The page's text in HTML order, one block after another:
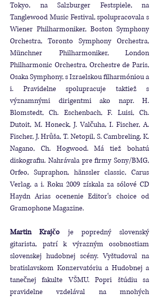
Tokyo, na Salzburger Festspiele, na
Tanglewood Music Festival, spolupracovala s
Wiener Philharmoniker, Boston Symphony
Orchestra, Toronto Symphony Orchestra,
Münchner Philharmoniker, London
Philharmonic Orchestra, Orchestre de Paris,
Osaka Symphony, s Izraelskou filharmóniou a
i. Pravidelne spolupracuje taktiež s
významnými dirigentmi ako napr. H.
Blomstedt, Ch. Eschenbach, F. Luisi, Ch.
Dutoit, M. Honeck, J. Valčuha, I. Fischer, A.
Fischer, J. Hrůša, T. Netopil, S. Cambreling, K.
Nagano, Ch. Hogwood. Má tiež bohatú
diskografiu. Nahrávala pre firmy Sony/BMG,
Orfeo, Supraphon, hänssler classic, Carus
Verlag, a i. Roku 2009 získala za sólové CD
Haydn Arias ocenenie Editor‘s choice od
Gramophone Magazine.
Martin Krajčo je popredný slovenský
gitarista, patrí k výrazným osobnostiam
slovenskej hudobnej scény. Vyštudoval na
bratislavskom Konzervatóriu a Hudobnej a
tanečnej fakulte VŠMU. Popri štúdiu sa
pravidelne vzdelával na mnohých